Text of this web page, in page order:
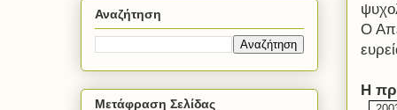
Ο
Η
Αναζήτηση
Μετάφραση Σελίδας